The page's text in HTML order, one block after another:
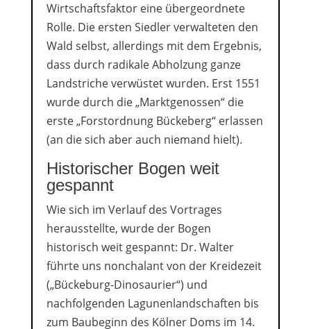
Wirtschaftsfaktor eine übergeordnete
Rolle. Die ersten Siedler verwalteten den
Wald selbst, allerdings mit dem Ergebnis,
dass durch radikale Abholzung ganze
Landstriche verwüstet wurden. Erst 1551
wurde durch die „Marktgenossen“ die
erste „Forstordnung Bückeberg“ erlassen
(an die sich aber auch niemand hielt).
Historischer Bogen weit
gespannt
Wie sich im Verlauf des Vortrages
herausstellte, wurde der Bogen
historisch weit gespannt: Dr. Walter
führte uns nonchalant von der Kreidezeit
(„Bückeburg-Dinosaurier“) und
nachfolgenden Lagunenlandschaften bis
zum Baubeginn des Kölner Doms im 14.